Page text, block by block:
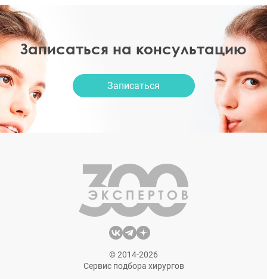
Записаться на консультацию
Записаться
© 2014-2026
Сервис подбора хирургов